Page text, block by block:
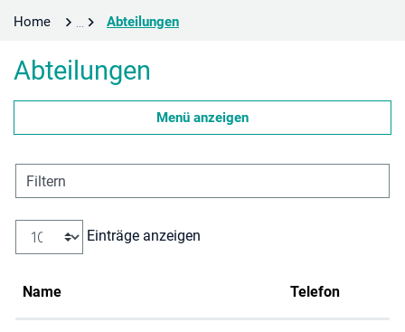
Home Abteilungen(ausgewählt)
Abteilungen
Menü anzeigen
Filtern
Einträge anzeigen
Name Telefon